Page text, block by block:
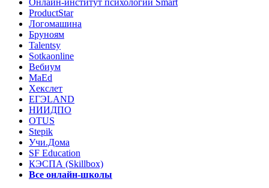
Онлайн-институт психологии Smart
ProductStar
Логомашина
Бруноям
Talentsy
Sotkaonline
Вебиум
MaEd
Хекслет
ЕГЭLAND
НИИДПО
OTUS
Stepik
Учи.Дома
SF Education
КЭСПА (Skillbox)
Все онлайн-школы